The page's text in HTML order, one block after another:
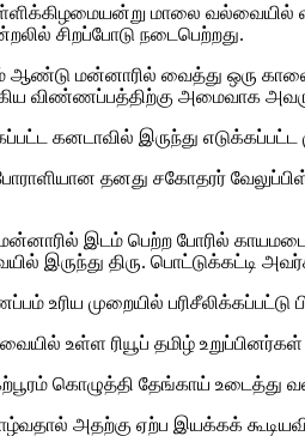
மாலை வல்வையில்
சிறப்போடு நடைபெற்றது.
ஆண்டு மன்னாரில் வைத்து ஒரு
விண்ணப்பத்திற்கு அமைவாக
கனடாவில் இருந்து
தனது சகோதரர்
இடம் பெற்ற போரில்
இருந்து திரு. பொட்டுக்கட்டி
உரிய முறையில்
உள்ள ரியூப் தமிழ்
கொழுத்தி தேங்காய் உடைத்து
அதற்கு ஏற்ப இயக்கக்